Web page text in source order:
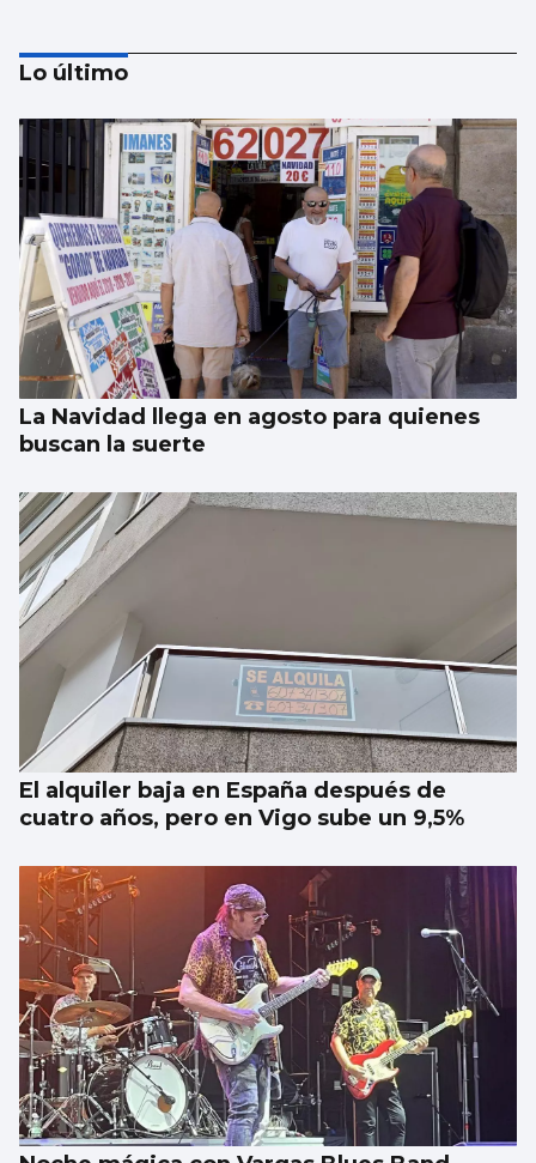
La portada de Atlántico del 8 de julio
Lo último
La Navidad llega en agosto para quienes
buscan la suerte
El alquiler baja en España después de
cuatro años, pero en Vigo sube un 9,5%